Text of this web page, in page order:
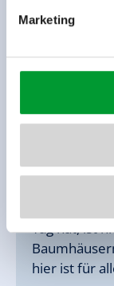
Marketing
GERLOS
Tag hat, ist
hier ist für